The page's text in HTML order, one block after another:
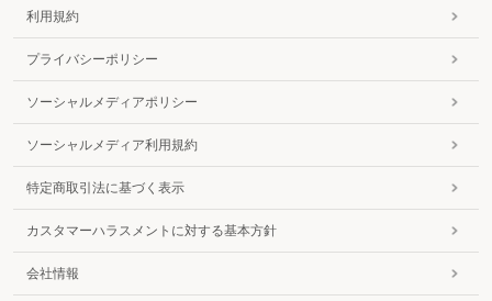
利用規約
プライバシーポリシー
ソーシャルメディアポリシー
ソーシャルメディア利用規約
特定商取引法に基づく表示
カスタマーハラスメントに対する基本方針
会社情報